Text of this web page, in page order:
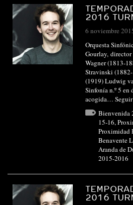
2016
6 noviembre
Orquesta
Gourlay,
Wagner (1813-
Stravinski
(1919) Ludwig
Sinfonía n.º 5 en
acogida…
Bienvenida
15-16,
Proximidad
Benavente
Aranda de
2015-2016
2016